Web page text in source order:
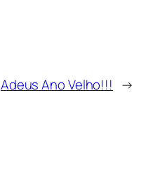
Adeus Ano Velho!!! →